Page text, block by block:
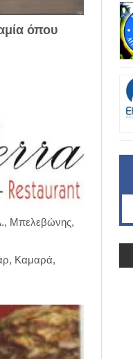
όπου
Μπελεβώνης,
Καμαρά,